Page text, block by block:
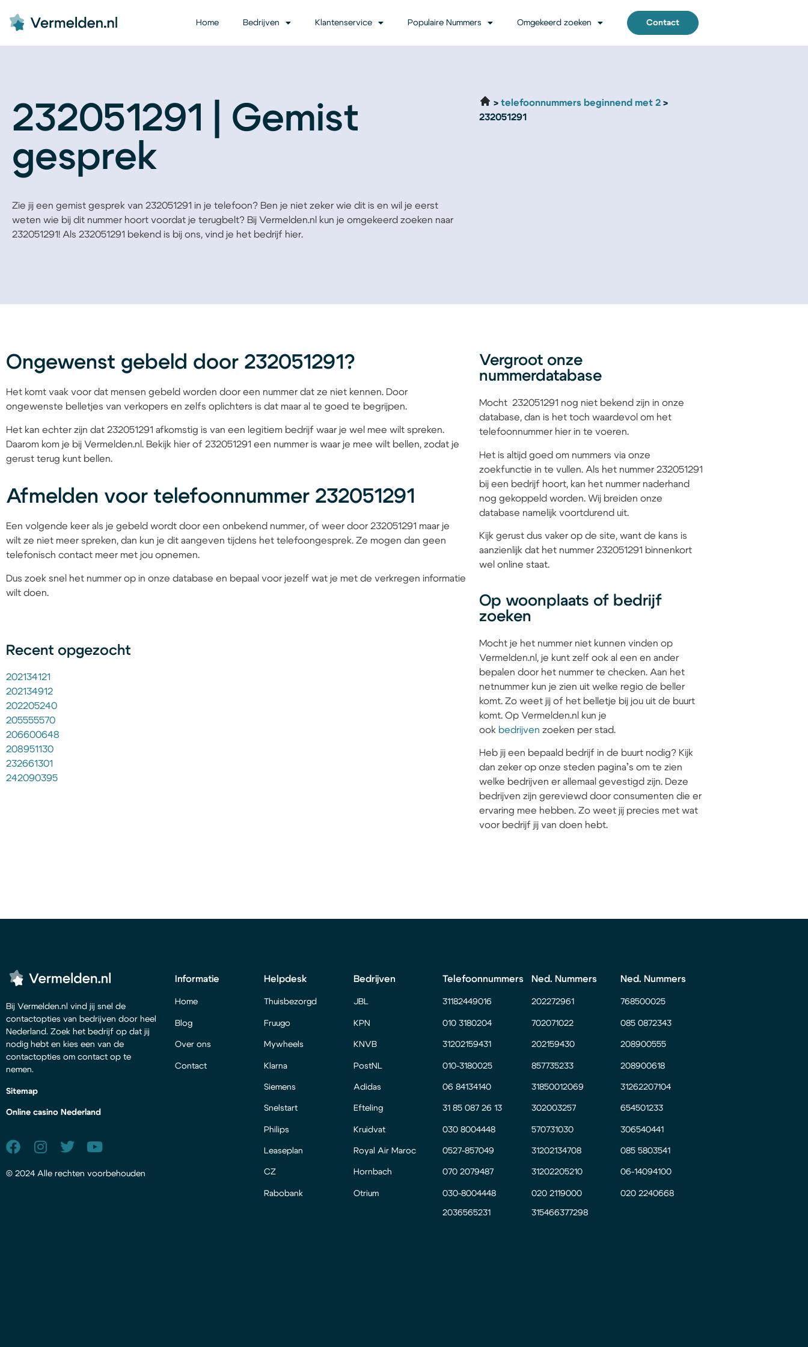
Home Bedrijven Klantenservice Populaire Nummers Omgekeerd zoeken Contact
232051291 | Gemist
gesprek
Zie jij een gemist gesprek van 232051291 in je telefoon? Ben je niet zeker wie dit is en wil je eerst
weten wie bij dit nummer hoort voordat je terugbelt? Bij Vermelden.nl kun je omgekeerd zoeken naar
232051291! Als 232051291 bekend is bij ons, vind je het bedrijf hier.
telefoonnummers beginnend met 2
232051291
Ongewenst gebeld door 232051291?
Het komt vaak voor dat mensen gebeld worden door een nummer dat ze niet kennen. Door
ongewenste belletjes van verkopers en zelfs oplichters is dat maar al te goed te begrijpen.
Het kan echter zijn dat 232051291 afkomstig is van een legitiem bedrijf waar je wel mee wilt spreken.
Daarom kom je bij Vermelden.nl. Bekijk hier of 232051291 een nummer is waar je mee wilt bellen, zodat je
gerust terug kunt bellen.
Afmelden voor telefoonnummer 232051291
Een volgende keer als je gebeld wordt door een onbekend nummer, of weer door 232051291 maar je
wilt ze niet meer spreken, dan kun je dit aangeven tijdens het telefoongesprek. Ze mogen dan geen
telefonisch contact meer met jou opnemen.
Dus zoek snel het nummer op in onze database en bepaal voor jezelf wat je met de verkregen informatie
wilt doen.
Recent opgezocht
202134121
202134912
202205240
205555570
206600648
208951130
232661301
242090395
Vergroot onze
nummerdatabase
Mocht 232051291 nog niet bekend zijn in onze
database, dan is het toch waardevol om het
telefoonnummer hier in te voeren.
Het is altijd goed om nummers via onze
zoekfunctie in te vullen. Als het nummer 232051291
bij een bedrijf hoort, kan het nummer naderhand
nog gekoppeld worden. Wij breiden onze
database namelijk voortdurend uit.
Kijk gerust dus vaker op de site, want de kans is
aanzienlijk dat het nummer 232051291 binnenkort
wel online staat.
Op woonplaats of bedrijf
zoeken
Mocht je het nummer niet kunnen vinden op
Vermelden.nl, je kunt zelf ook al een en ander
bepalen door het nummer te checken. Aan het
netnummer kun je zien uit welke regio de beller
komt. Zo weet jij of het belletje bij jou uit de buurt
komt. Op Vermelden.nl kun je
ook bedrijven zoeken per stad.
Heb jij een bepaald bedrijf in de buurt nodig? Kijk
dan zeker op onze steden pagina’s om te zien
welke bedrijven er allemaal gevestigd zijn. Deze
bedrijven zijn gereviewd door consumenten die er
ervaring mee hebben. Zo weet jij precies met wat
voor bedrijf jij van doen hebt.
Bij Vermelden.nl vind jij snel de
contactopties van bedrijven door heel
Nederland. Zoek het bedrijf op dat jij
nodig hebt en kies een van de
contactopties om contact op te
nemen.
Sitemap
Online casino Nederland
© 2024 Alle rechten voorbehouden
Informatie
Home
Blog
Over ons
Contact
Helpdesk
Thuisbezorgd
Fruugo
Mywheels
Klarna
Siemens
Snelstart
Philips
Leaseplan
CZ
Rabobank
Bedrijven
JBL
KPN
KNVB
PostNL
Adidas
Efteling
Kruidvat
Royal Air Maroc
Hornbach
Otrium
Telefoonnummers
31182449016
010 3180204
31202159431
010-3180025
06 84134140
31 85 087 26 13
030 8004448
0527-857049
070 2079487
030-8004448
2036565231
Ned. Nummers
202272961
702071022
202159430
857735233
31850012069
302003257
570731030
31202134708
31202205210
020 2119000
315466377298
Ned. Nummers
768500025
085 0872343
208900555
208900618
31262207104
654501233
306540441
085 5803541
06-14094100
020 2240668